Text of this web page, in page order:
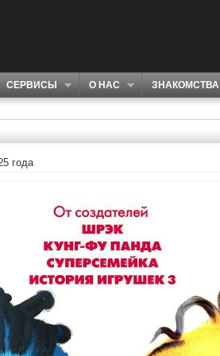
СЕРВИСЫ О НАС ЗНАКОМСТВА
года